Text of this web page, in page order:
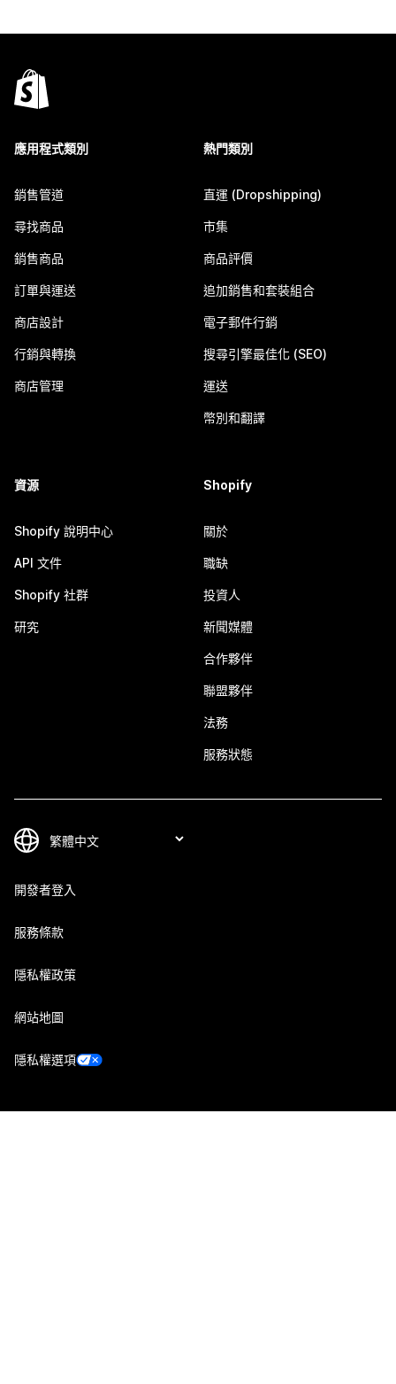
應用程式類別
銷售管道
尋找商品
銷售商品
訂單與運送
商店設計
行銷與轉換
商店管理
熱門類別
直運 (Dropshipping)
市集
商品評價
追加銷售和套裝組合
電子郵件行銷
搜尋引擎最佳化 (SEO)
運送
幣別和翻譯
資源
Shopify 說明中心
API 文件
Shopify 社群
研究
Shopify
關於
職缺
投資人
新聞媒體
合作夥伴
聯盟夥伴
法務
服務狀態
開發者登入
服務條款
隱私權政策
網站地圖
隱私權選項